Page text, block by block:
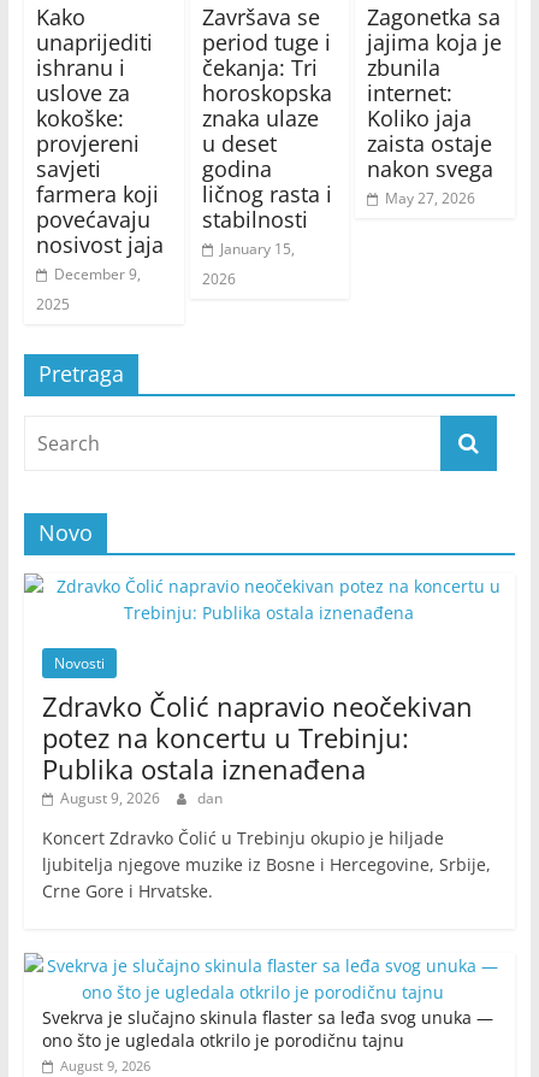
Kako
unaprijediti
ishranu i
uslove za
kokoške:
provjereni
savjeti
farmera koji
povećavaju
nosivost jaja
December 9,
2025
Završava se
period tuge i
čekanja: Tri
horoskopska
znaka ulaze
u deset
godina
ličnog rasta i
stabilnosti
January 15,
2026
Zagonetka sa
jajima koja je
zbunila
internet:
Koliko jaja
zaista ostaje
nakon svega
May 27, 2026
Pretraga
Novo
Novosti
Zdravko Čolić napravio neočekivan
potez na koncertu u Trebinju:
Publika ostala iznenađena
August 9, 2026 dan
Koncert Zdravko Čolić u Trebinju okupio je hiljade
ljubitelja njegove muzike iz Bosne i Hercegovine, Srbije,
Crne Gore i Hrvatske.
Svekrva je slučajno skinula flaster sa leđa svog unuka —
ono što je ugledala otkrilo je porodičnu tajnu
August 9, 2026